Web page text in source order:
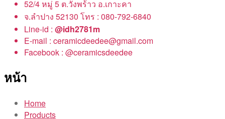
52/4 หมู่ 5 ต.วังพร้าว อ.เกาะคา
จ.ลำปาง 52130 โทร : 080-792-6840
Line-id : @idh2781m
E-mail : ceramicdeedee@gmail.com
Facebook : @ceramicsdeedee
หน้า
Home
Products